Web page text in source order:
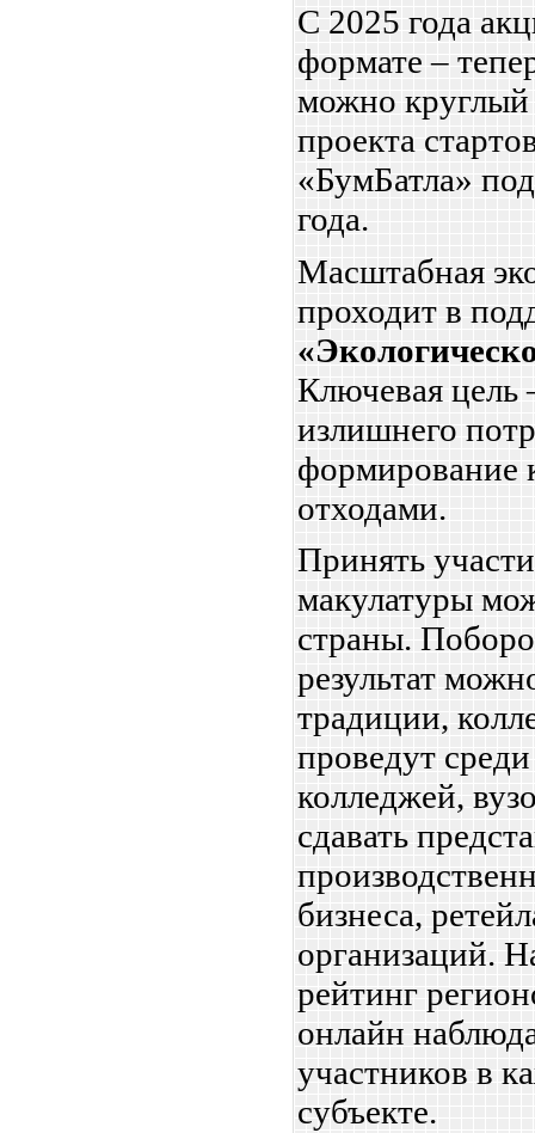
С 2025 года
формате –
можно круглый
проекта
«БумБатла»
года.
Масштабная
проходит в
Ключевая цель
излишнего
формирование
отходами.
Принять
макулатуры
страны.
результат
традиции,
проведут
колледжей,
сдавать
бизнеса,
организаций.
рейтинг
онлайн
участников в
субъекте.